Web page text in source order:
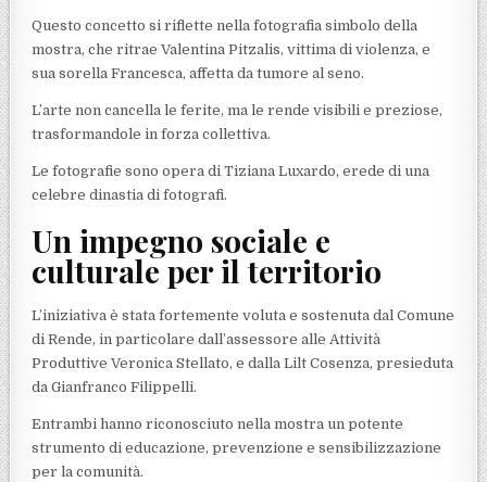
Questo concetto si riflette nella fotografia simbolo della
mostra, che ritrae Valentina Pitzalis, vittima di violenza, e
sua sorella Francesca, affetta da tumore al seno.
L’arte non cancella le ferite, ma le rende visibili e preziose,
trasformandole in forza collettiva.
Le fotografie sono opera di Tiziana Luxardo, erede di una
celebre dinastia di fotografi.
Un impegno sociale e
culturale per il territorio
L’iniziativa è stata fortemente voluta e sostenuta dal Comune
di Rende, in particolare dall’assessore alle Attività
Produttive Veronica Stellato, e dalla Lilt Cosenza, presieduta
da Gianfranco Filippelli.
Entrambi hanno riconosciuto nella mostra un potente
strumento di educazione, prevenzione e sensibilizzazione
per la comunità.